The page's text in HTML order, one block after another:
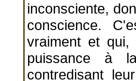
inconsciente,
conscience.
vraiment et
puissance à
contredisant